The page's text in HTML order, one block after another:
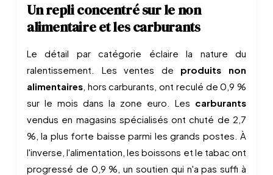
Un repli concentré sur le non
alimentaire et les carburants
Le détail par catégorie éclaire la nature du
ralentissement. Les ventes de produits non
alimentaires, hors carburants, ont reculé de 0,9 %
sur le mois dans la zone euro. Les carburants
vendus en magasins spécialisés ont chuté de 2,7
%, la plus forte baisse parmi les grands postes. À
l'inverse, l'alimentation, les boissons et le tabac ont
progressé de 0,9 %, un soutien qui n'a pas suffi à